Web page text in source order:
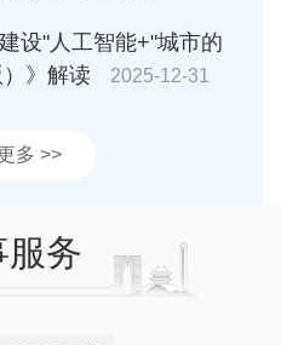
设"人工智能+"城市的
》解读
2025-12-31
多 >>
服务